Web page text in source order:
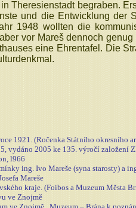
Theresienstadt begraben.
und die Entwicklung der
1948 wollten die
vor Mareš dennoch
eine Ehrentafel. Die
1921. (Ročenka Státního okresního
vydáno 2005 ke 135. výročí založení
l966
ing. Ivo Mareše (syna starosty) a
Mareše
kraje. (Foibos a Muzeum Města
ve Znojmě